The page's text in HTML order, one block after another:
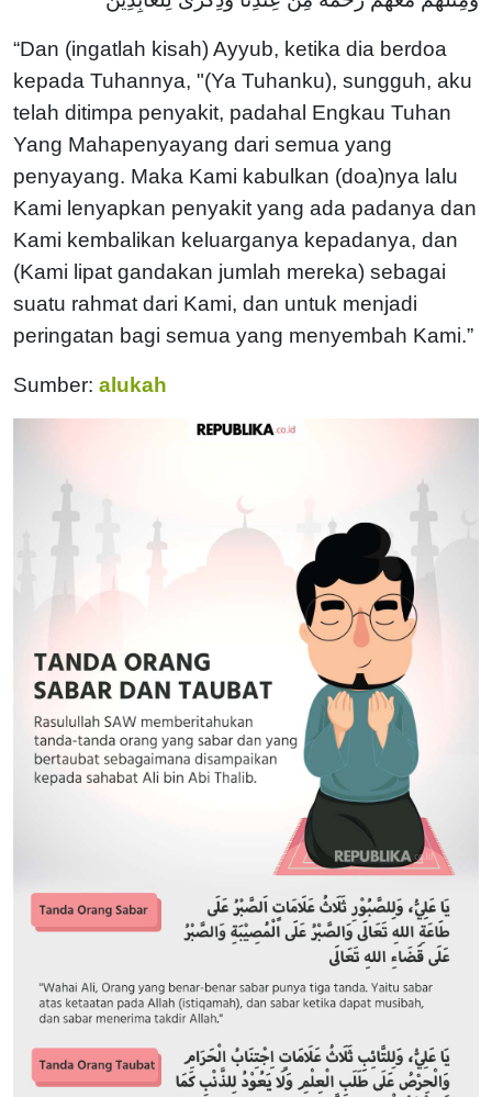
“Dan (ingatlah kisah) Ayyub, ketika dia berdoa
kepada Tuhannya, "(Ya Tuhanku), sungguh, aku
telah ditimpa penyakit, padahal Engkau Tuhan
Yang Mahapenyayang dari semua yang
penyayang. Maka Kami kabulkan (doa)nya lalu
Kami lenyapkan penyakit yang ada padanya dan
Kami kembalikan keluarganya kepadanya, dan
(Kami lipat gandakan jumlah mereka) sebagai
suatu rahmat dari Kami, dan untuk menjadi
peringatan bagi semua yang menyembah Kami.”
Sumber: alukah